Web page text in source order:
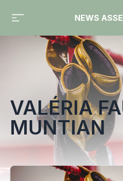
NEWS
Toute l'actualité sur le tag
VALÉRIA
MUNTIAN